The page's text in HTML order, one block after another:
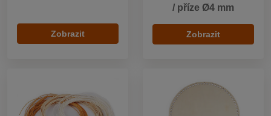
Zobrazit
/ příze Ø4 mm
Zobrazit